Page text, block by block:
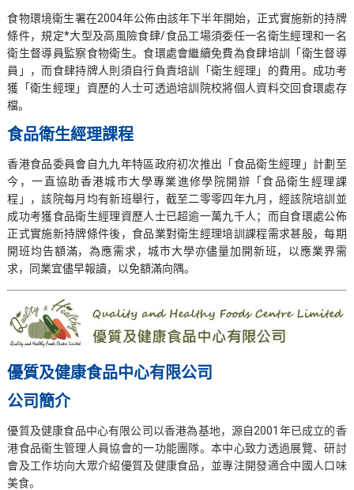
食物環境衛生署在2004年公佈由該年下半年開始，正式實施新的持牌
條件，規定*大型及高風險食肆/食品工場須委任一名衛生經理和一名
衛生督導員監察食物衛生。食環處會繼續免費為食肆培訓「衛生督導
員」，而食肆持牌人則須自行負責培訓「衛生經理」的費用。成功考
獲「衛生經理」資歷的人士可透過培訓院校將個人資料交回食環處存
檔。
食品衛生經理課程
香港食品委員會自九九年特區政府初次推出「食品衛生經理」計劃至
今，一直協助香港城市大學專業進修學院開辦「食品衛生經理課
程」，該院每月均有新班舉行，截至二零零四年九月，經該院培訓並
成功考獲食品衛生經理資歷人士已超逾一萬九千人；而自食環處公佈
正式實施新持牌條件後，食品業對衛生經理培訓課程需求甚殷，每期
開班均告額滿，為應需求，城市大學亦儘量加開新班，以應業界需
求，同業宜儘早報讀，以免額滿向隅。
優質及健康食品中心有限公司
公司簡介
優質及健康食品中心有限公司以香港為基地，源自2001年已成立的香
港食品衞生管理人員協會的一功能團隊。本中心致力透過展覽、研討
會及工作坊向大眾介紹優質及健康食品，並專注開發適合中國人口味
美食。